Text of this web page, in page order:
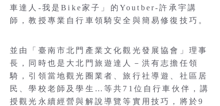
車達人-我是Bike家子」的Youtber-許承宇講
師，教授專業自行車領騎安全與簡易修復技巧。
並由「臺南市北門產業文化觀光發展協會」理事
長，同時也是大北門旅遊達人－洪有志擔任領
騎，引領當地觀光圈業者、旅行社導遊、社區居
民、學校老師及學生…等共71位自行車伙伴，講
授觀光永續經營與解說導覽等實用技巧，將於9